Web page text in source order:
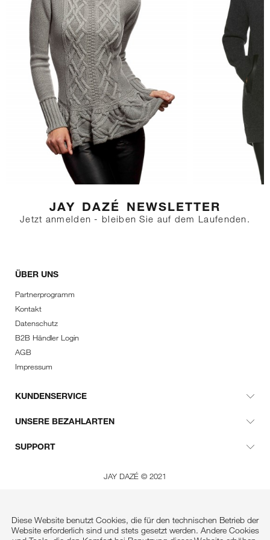
Pullover, Zopfstrickmuster auf
Front, Rücken und Schößchen,
kurzer nicht differenzierter
Kragen, geripptes langes
körperbetonter Schnitt, sehr
geschmeidig und
körperanpassend
Größenbeschreibung:
Unser Model trägt Kleidergröße
S. Maße: Brustumfang 85, Taille
64, Hüfte 91 Größe des Models:
177 cm ACHTUNG: Die
Hauptmaße sind von Minimum
bis Maximum aufgeführt, da der
Strickpullover sehr dehnbar ist!
JAY DAZÉ NEWSLETTER
Jetzt anmelden - bleiben Sie auf dem Laufenden.
ÜBER UNS
Partnerprogramm
Kontakt
Datenschutz
B2B Händler Login
AGB
Impressum
KUNDENSERVICE
UNSERE BEZAHLARTEN
SUPPORT
JAY DAZÉ © 2021
Diese Website benutzt Cookies, die für den technischen Betrieb der
Website erforderlich sind und stets gesetzt werden. Andere Cookies